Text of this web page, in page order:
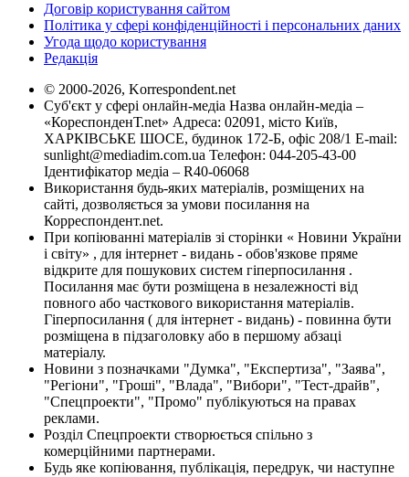
Договір користування сайтом
Політика у сфері конфіденційності і персональних даних
Угода щодо користування
Редакція
© 2000-2026, Korrespondent.net
Суб'єкт у сфері онлайн-медіа Назва онлайн-медіа –
«КореспонденТ.net» Адреса: 02091, місто Київ,
ХАРКІВСЬКЕ ШОСЕ, будинок 172-Б, офіс 208/1 E-mail:
sunlight@mediadim.com.ua Телефон: 044-205-43-00
Ідентифікатор медіа – R40-06068
Використання будь-яких матеріалів, розміщених на
сайті, дозволяється за умови посилання на
Корреспондент.net.
При копіюванні матеріалів зі сторінки « Новини України
і світу» , для інтернет - видань - обов'язкове пряме
відкрите для пошукових систем гіперпосилання .
Посилання має бути розміщена в незалежності від
повного або часткового використання матеріалів.
Гіперпосилання ( для інтернет - видань) - повинна бути
розміщена в підзаголовку або в першому абзаці
матеріалу.
Новини з позначками "Думка", "Експертиза", "Заява",
"Регіони", "Гроші", "Влада", "Вибори", "Тест-драйв",
"Спецпроекти", "Промо" публікуються на правах
реклами.
Розділ Спецпроекти створюється спільно з
комерційними партнерами.
Будь яке копіювання, публікація, передрук, чи наступне